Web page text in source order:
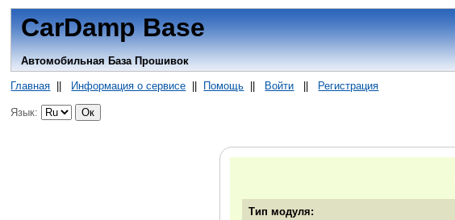
CarDamp Base
Автомобильная База Прошивок
Главная Информация о сервисе Помощь Войти Регистрация
Язык:
Тип модуля: